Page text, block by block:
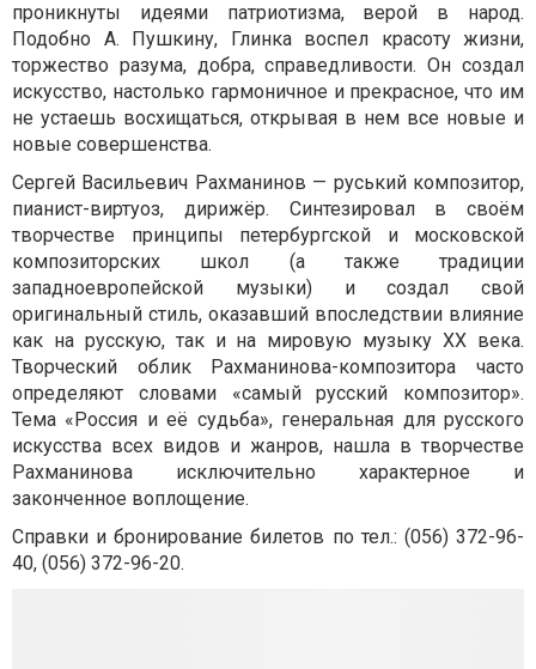
проникнуты идеями патриотизма, верой в народ.
Подобно А. Пушкину, Глинка воспел красоту жизни,
торжество разума, добра, справедливости. Он создал
искусство, настолько гармоничное и прекрасное, что им
не устаешь восхищаться, открывая в нем все новые и
новые совершенства.
Сергей Васильевич Рахманинов — руський композитор,
пианист-виртуоз, дирижёр. Синтезировал в своём
творчестве принципы петербургской и московской
композиторских школ (а также традиции
западноевропейской музыки) и создал свой
оригинальный стиль, оказавший впоследствии влияние
как на русскую, так и на мировую музыку XX века.
Творческий облик Рахманинова-композитора часто
определяют словами «самый русский композитор».
Тема «Россия и её судьба», генеральная для русского
искусства всех видов и жанров, нашла в творчестве
Рахманинова исключительно характерное и
законченное воплощение.
Справки и бронирование билетов по тел.: (056) 372-96-
40, (056) 372-96-20.